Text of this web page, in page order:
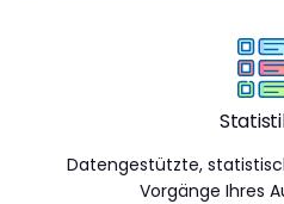
Datengestützte,
Vorgänge Ihres